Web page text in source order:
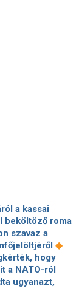
a kassai
beköltöző roma
szavaz a
◆
hogy
a NATO-ról
ugyanazt,